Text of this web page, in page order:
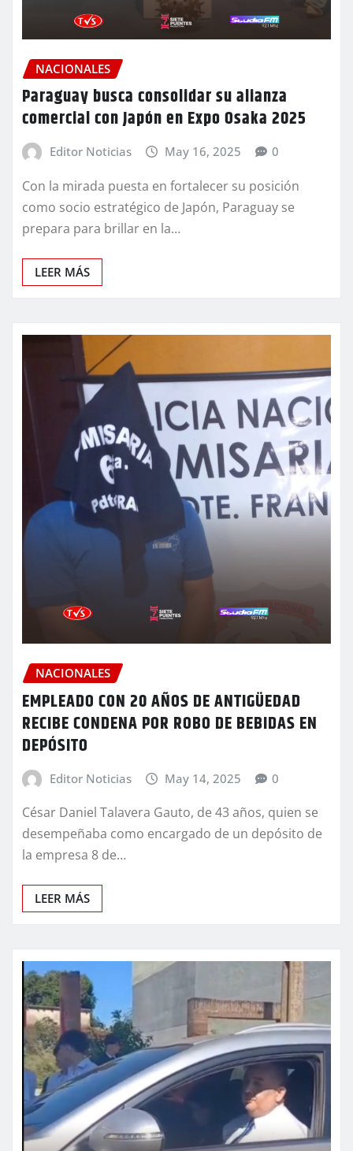
NACIONALES
Paraguay busca consolidar su alianza
comercial con Japón en Expo Osaka 2025
Editor Noticias May 16, 2025 0
Con la mirada puesta en fortalecer su posición
como socio estratégico de Japón, Paraguay se
prepara para brillar en la…
LEER MÁS
NACIONALES
EMPLEADO CON 20 AÑOS DE ANTIGÜEDAD
RECIBE CONDENA POR ROBO DE BEBIDAS EN
DEPÓSITO
Editor Noticias May 14, 2025 0
César Daniel Talavera Gauto, de 43 años, quien se
desempeñaba como encargado de un depósito de
la empresa 8 de…
LEER MÁS